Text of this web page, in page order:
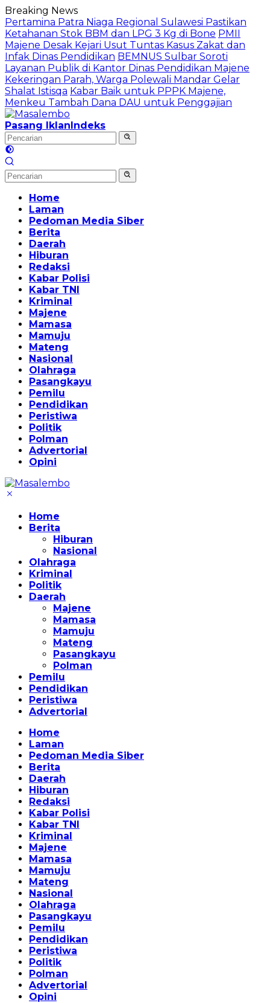
Langsung
ke
konten
Breaking News
Pertamina Patra Niaga Regional Sulawesi Pastikan
Ketahanan Stok BBM dan LPG 3 Kg di Bone PMII
Majene Desak Kejari Usut Tuntas Kasus Zakat dan
Infak Dinas Pendidikan BEMNUS Sulbar Soroti
Layanan Publik di Kantor Dinas Pendidikan Majene
Kekeringan Parah, Warga Polewali Mandar Gelar
Shalat Istisqa Kabar Baik untuk PPPK Majene,
Menkeu Tambah Dana DAU untuk Penggajian
Pasang IklanIndeks
Home
Laman
Pedoman Media Siber
Berita
Daerah
Hiburan
Redaksi
Kabar Polisi
Kabar TNI
Kriminal
Majene
Mamasa
Mamuju
Mateng
Nasional
Olahraga
Pasangkayu
Pemilu
Pendidikan
Peristiwa
Politik
Polman
Advertorial
Opini
Home
Berita
Hiburan
Nasional
Olahraga
Kriminal
Politik
Daerah
Majene
Mamasa
Mamuju
Mateng
Pasangkayu
Polman
Pemilu
Pendidikan
Peristiwa
Advertorial
Home
Laman
Pedoman Media Siber
Berita
Daerah
Hiburan
Redaksi
Kabar Polisi
Kabar TNI
Kriminal
Majene
Mamasa
Mamuju
Mateng
Nasional
Olahraga
Pasangkayu
Pemilu
Pendidikan
Peristiwa
Politik
Polman
Advertorial
Opini